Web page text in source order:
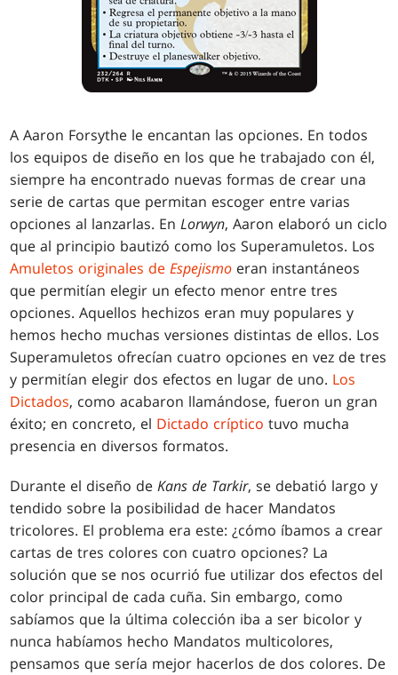
A Aaron Forsythe le encantan las opciones. En todos
los equipos de diseño en los que he trabajado con él,
siempre ha encontrado nuevas formas de crear una
serie de cartas que permitan escoger entre varias
opciones al lanzarlas. EnLorwyn, Aaron elaboró un ciclo
que al principio bautizó como los Superamuletos. Los
Amuletos originales deEspejismo eran instantáneos
que permitían elegir un efecto menor entre tres
opciones. Aquellos hechizos eran muy populares y
hemos hecho muchas versiones distintas de ellos. Los
Superamuletos ofrecían cuatro opciones en vez de tres
y permitían elegir dos efectos en lugar de uno. Los
Dictados, como acabaron llamándose, fueron un gran
éxito; en concreto, el Dictado críptico tuvo mucha
presencia en diversos formatos.
Durante el diseño deKans de Tarkir, se debatió largo y
tendido sobre la posibilidad de hacer Mandatos
tricolores. El problema era este: ¿cómo íbamos a crear
cartas de tres colores con cuatro opciones? La
solución que se nos ocurrió fue utilizar dos efectos del
color principal de cada cuña. Sin embargo, como
sabíamos que la última colección iba a ser bicolor y
nunca habíamos hecho Mandatos multicolores,
pensamos que sería mejor hacerlos de dos colores. De